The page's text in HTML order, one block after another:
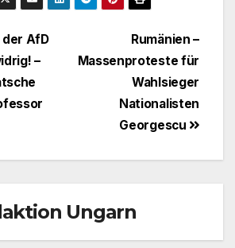
Rumänien –
Massenproteste für
Wahlsieger
Nationalisten
Georgescu
AfD
–
Ungarn